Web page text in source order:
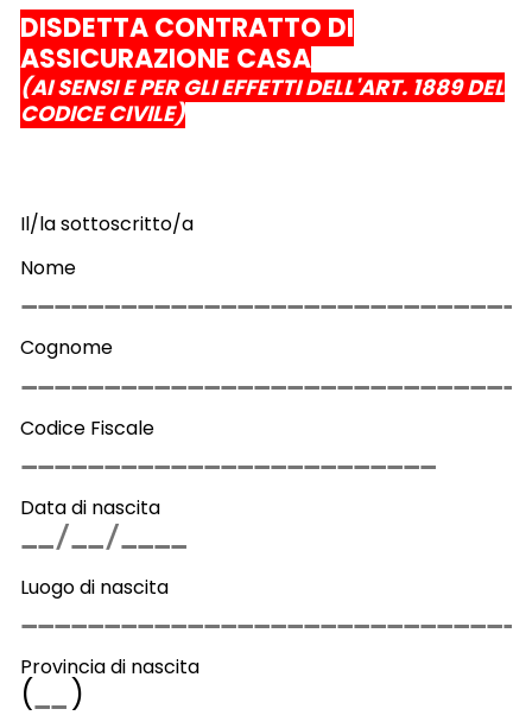
DISDETTA CONTRATTO DI
ASSICURAZIONE CASA
(AI SENSI E PER GLI EFFETTI DELL'ART. 1889 DEL
CODICE CIVILE)
Il/la sottoscritto/a
Nome
Cognome
Codice Fiscale
Data di nascita
Luogo di nascita
Provincia di nascita
( )